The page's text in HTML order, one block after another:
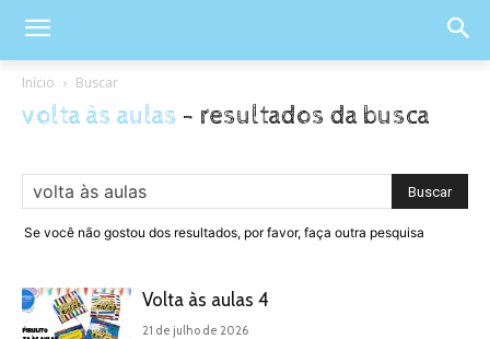
Início Buscar
volta às aulas - resultados da busca
Se você não gostou dos resultados, por favor, faça outra pesquisa
Volta às aulas 4
21 de julho de 2026